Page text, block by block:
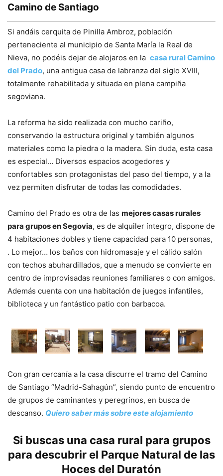
Camino de Santiago
Si andáis cerquita de Pinilla Ambroz, población
perteneciente al municipio de Santa María la Real de
Nieva, no podéis dejar de alojaros en la casa rural Camino
del Prado, una antigua casa de labranza del siglo XVIII,
totalmente rehabilitada y situada en plena campiña
segoviana.
La reforma ha sido realizada con mucho cariño,
conservando la estructura original y también algunos
materiales como la piedra o la madera. Sin duda, esta casa
es especial… Diversos espacios acogedores y
confortables son protagonistas del paso del tiempo, y a la
vez permiten disfrutar de todas las comodidades.
Camino del Prado es otra de las mejores casas rurales
para grupos en Segovia, es de alquiler íntegro, dispone de
4 habitaciones dobles y tiene capacidad para 10 personas,
. Lo mejor… los baños con hidromasaje y el cálido salón
con techos abuhardillados, que a menudo se convierte en
centro de improvisadas reuniones familiares o con amigos.
Además cuenta con una habitación de juegos infantiles,
biblioteca y un fantástico patio con barbacoa.
Con gran cercanía a la casa discurre el tramo del Camino
de Santiago “Madrid-Sahagún”, siendo punto de encuentro
de grupos de caminantes y peregrinos, en busca de
descanso. Quiero saber más sobre este alojamiento
Si buscas una casa rural para grupos
para descubrir el Parque Natural de las
Hoces del Duratón